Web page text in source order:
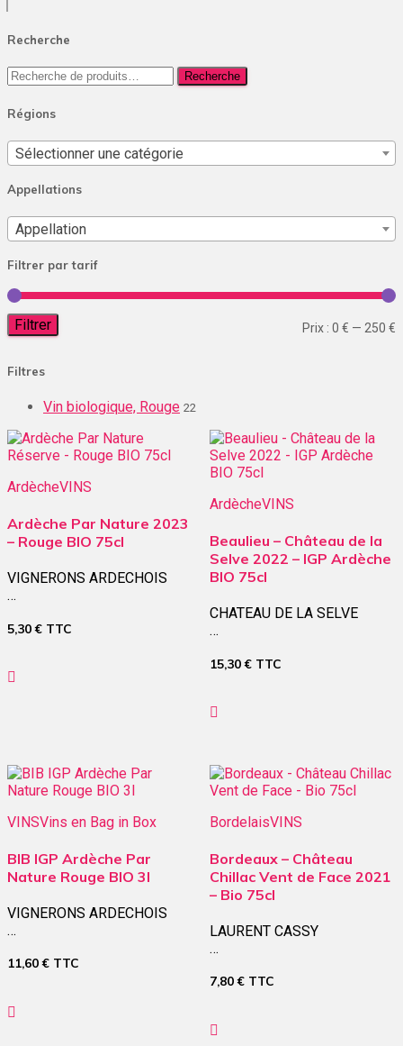
Recherche
Recherche
Recherche
Régions
Sélectionner une catégorie
Appellations
Appellation
Filtrer par tarif
Filtrer Prix : 0 € — 250 €
Filtres
Vin biologique, Rouge 22
ArdècheVINS
Ardèche Par Nature 2023
– Rouge BIO 75cl
VIGNERONS ARDECHOIS
…
5,30€ TTC
ArdècheVINS
Beaulieu – Château de la
Selve 2022 – IGP Ardèche
BIO 75cl
CHATEAU DE LA SELVE
…
15,30€TTC
VINSVins en Bag in Box
BIB IGP Ardèche Par
Nature Rouge BIO 3l
VIGNERONS ARDECHOIS
…
11,60€ TTC
BordelaisVINS
Bordeaux – Château
Chillac Vent de Face 2021
– Bio 75cl
LAURENT CASSY
…
7,80€TTC